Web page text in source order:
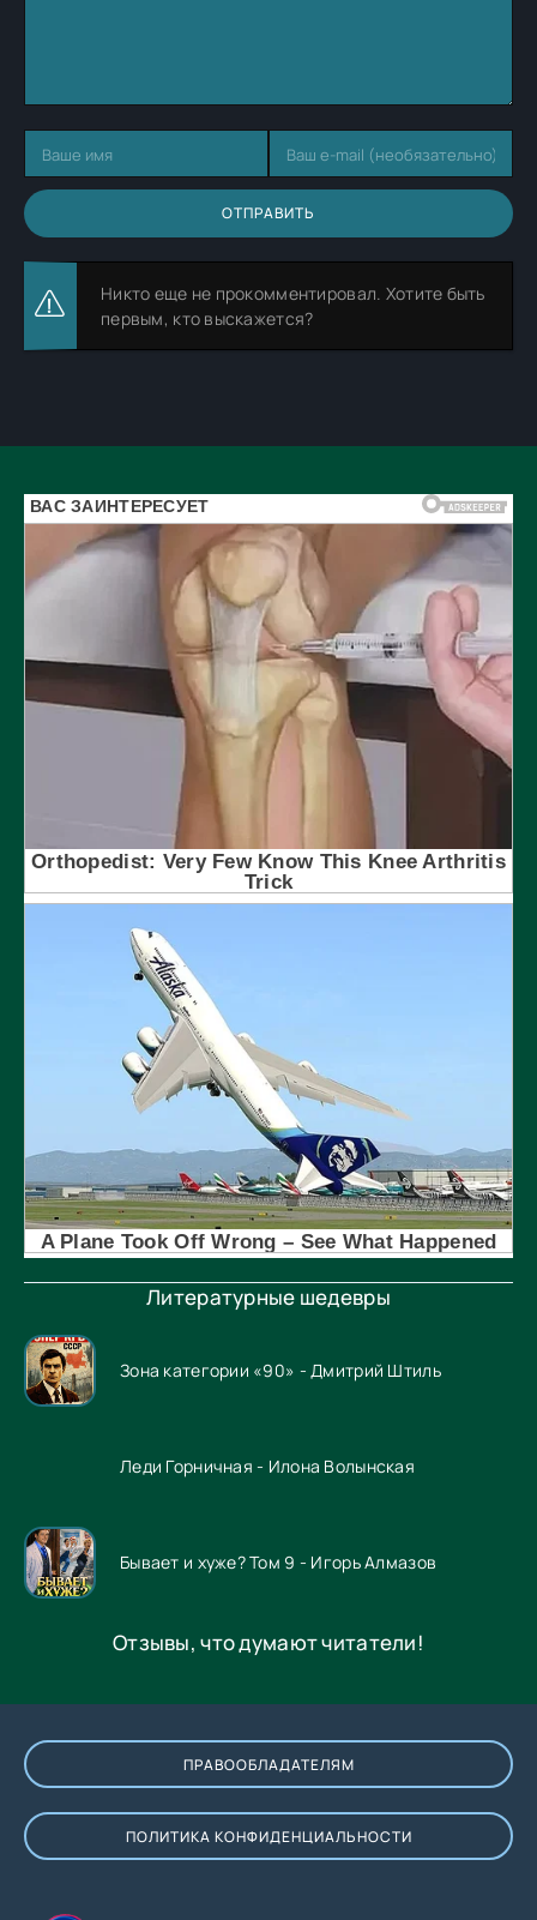
Литературные шедевры
Зона категории «90» - Дмитрий Штиль
Леди Горничная - Илона Волынская
Бывает и хуже? Том 9 - Игорь Алмазов
Отзывы, что думают читатели!
ОТПРАВИТЬ
Никто еще не прокомментировал. Хотите быть
первым, кто выскажется?
ПРАВООБЛАДАТЕЛЯМ
ПОЛИТИКА КОНФИДЕНЦИАЛЬНОСТИ